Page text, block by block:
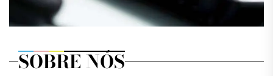
SOBRE NÓS